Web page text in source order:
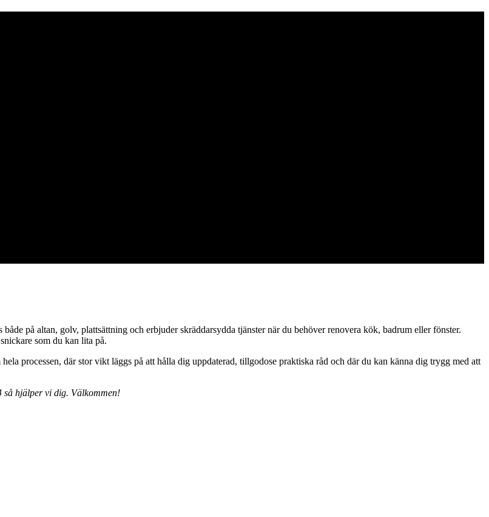
på altan, golv, plattsättning och erbjuder skräddarsydda tjänster när du behöver renovera kök, badrum eller fönster.
som du kan lita på.
processen, där stor vikt läggs på att hålla dig uppdaterad, tillgodose praktiska råd och där du kan känna dig trygg med att
så hjälper vi dig. Välkommen!